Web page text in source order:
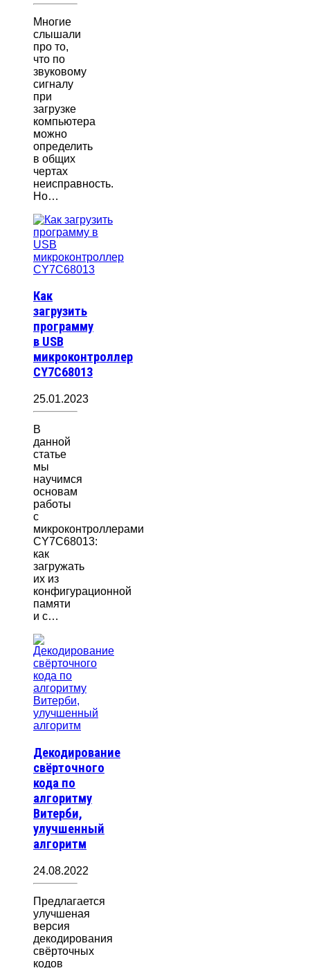
Многие
слышали
про то,
что по
звуковому
сигналу
при
загрузке
компьютера
можно
определить
в общих
чертах
неисправность.
Но…
Как
загрузить
программу
в USB
микроконтроллер
CY7C68013
25.01.2023
В
данной
статье
мы
научимся
основам
работы
с
микроконтроллерами
CY7C68013:
как
загружать
их из
конфигурационной
памяти
и с…
Декодирование
свёрточного
кода по
алгоритму
Витерби,
улучшенный
алгоритм
24.08.2022
Предлагается
улучшеная
версия
декодирования
свёрточных
кодов